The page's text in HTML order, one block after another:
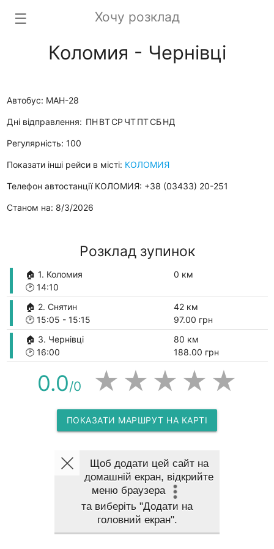
Хочу розклад
☰
Коломия - Чернівці
Автобус: МАН-28
Дні відправлення: ПН ВТСР ЧТ ПТСБ НД
Регулярність: 100
Показати інші рейси в місті: КОЛОМИЯ
Телефон автостанції КОЛОМИЯ: +38 (03433) 20-251
Станом на: 8/3/2026
Розклад зупинок
🏠 1. Коломия
🕑14:10
0 км
🏠 2. Снятин
🕑15:05 - 15:15
42 км
97.00 грн
🏠 3. Чернівці
🕑16:00
80 км
188.00 грн
0.0/0 ★ ★ ★ ★ ★
ПОКАЗАТИ МАРШРУТ НА КАРТІ
Щоб додати цей сайт на
домашній екран, відкрийте
меню браузера
та виберіть "Додати на
головний екран".